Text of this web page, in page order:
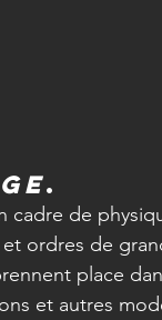
.
cadre de
ordres de
place
et autres